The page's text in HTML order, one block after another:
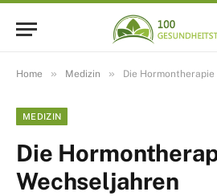
Home » Medizin » Die
MEDIZIN
Die
Wechseljahren